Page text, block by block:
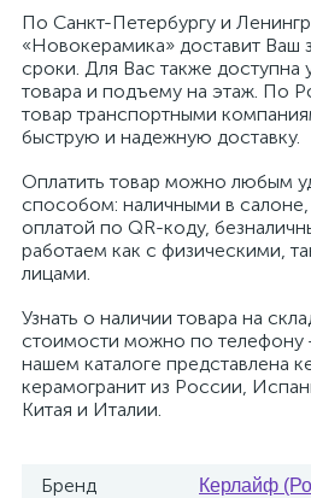
По Санкт-Петербургу и
«Новокерамика» доставит Ваш
сроки. Для Вас также доступна
товара и подъему на этаж. По
товар транспортными
быструю и надежную доставку.
Оплатить товар можно любым
способом: наличными в
оплатой по QR-коду,
работаем как с физическими,
лицами.
Узнать о наличии товара на
стоимости можно по телефону
нашем каталоге представлена
керамогранит из России,
Китая и Италии.
Бренд Керлайф